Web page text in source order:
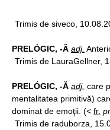
Trimis de siveco,
PRELÓGIC, -Ă adj.
Trimis de LauraGellner,
PRELÓGIC, -Ă adj. care
mentalitatea primitivă)
dominat de emoţii. (< fr.
Trimis de raduborza,